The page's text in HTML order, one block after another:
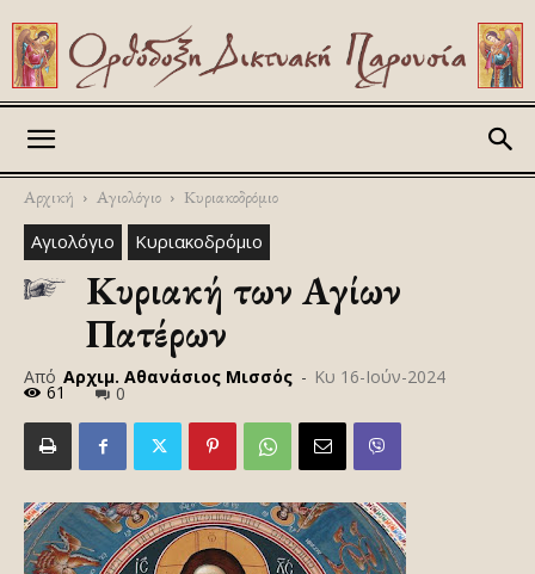
Αρχική Αγιολόγιο Κυριακοδρόμιο
Αγιολόγιο Κυριακοδρόμιο
Κυριακή των Αγίων
Πατέρων
Από Αρχιμ. Αθανάσιος Μισσός - Κυ 16-Ιούν-2024
61 0